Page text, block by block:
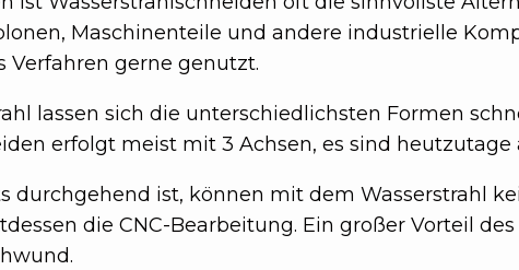
Maschinenteile und andere industrielle
Verfahren gerne genutzt.
lassen sich die unterschiedlichsten Formen
erfolgt meist mit 3 Achsen, es sind
durchgehend ist, können mit dem Wasserstrahl
die CNC-Bearbeitung. Ein großer Vorteil